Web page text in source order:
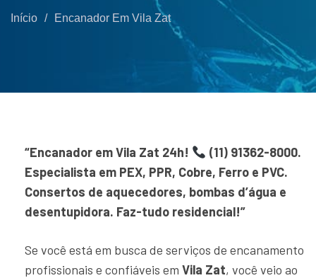
Início / Encanador Em Vila Zat
“Encanador em Vila Zat 24h!
(11) 91362-8000.
Especialista em PEX, PPR, Cobre, Ferro e PVC.
Consertos de aquecedores, bombas d’água e
desentupidora. Faz-tudo residencial!”
Se você está em busca de serviços de encanamento
profissionais e confiáveis em Vila Zat, você veio ao